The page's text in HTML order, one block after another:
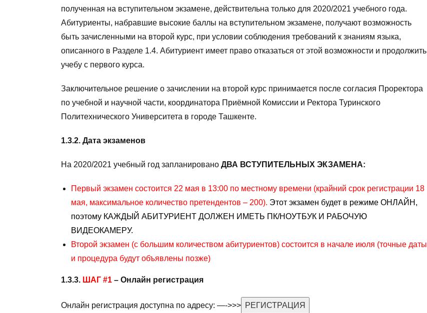
полученная на вступительном экзамене, действительна только для 2020/2021 учебного года.
Абитуриенты, набравшие высокие баллы на вступительном экзамене, получают возможность
быть зачисленными на второй курс, при условии соблюдения требований к знаниям языка,
описанного в Разделе 1.4. Абитуриент имеет право отказаться от этой возможности и продолжить
учебу с первого курса.
Заключительное решение о зачислении на второй курс принимается после согласия Проректора
по учебной и научной части, координатора Приёмной Комиссии и Ректора Туринского
Политехнического Университета в городе Ташкенте.
1.3.2. Дата экзаменов
На 2020/2021 учебный год запланировано ДВА ВСТУПИТЕЛЬНЫХ ЭКЗАМЕНА:
Первый экзамен состоится 22 мая в 13:00 по местному времени (крайний срок регистрации 18
мая, максимальное количество претендентов – 200). Этот экзамен будет в режиме ОНЛАЙН,
поэтому КАЖДЫЙ АБИТУРИЕНТ ДОЛЖЕН ИМЕТЬ ПК/НОУТБУК И РАБОЧУЮ
ВИДЕОКАМЕРУ.
Второй экзамен (с большим количеством абитуриентов) состоится в начале июля (точные даты
и процедура будут объявлены позже)
1.3.3. ШАГ #1 – Онлайн регистрация
Онлайн регистрация доступна по адресу: —->>> РЕГИСТРАЦИЯ